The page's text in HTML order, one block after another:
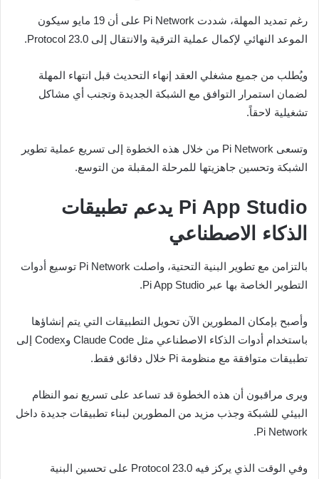
رغم تمديد المهلة، شددت Pi Network على أن 19 مايو سيكون
الموعد النهائي لإكمال عملية الترقية والانتقال إلى Protocol 23.0.
ويُطلب من جميع مشغلي العقد إنهاء التحديث قبل انتهاء المهلة
لضمان استمرار التوافق مع الشبكة الجديدة وتجنب أي مشاكل
تشغيلية لاحقاً.
وتسعى Pi Network من خلال هذه الخطوة إلى تسريع عملية تطوير
الشبكة وتحسين جاهزيتها للمرحلة المقبلة من التوسع.
Pi App Studio يدعم تطبيقات
الذكاء الاصطناعي
بالتزامن مع تطوير البنية التحتية، واصلت Pi Network توسيع أدوات
التطوير الخاصة بها عبر Pi App Studio.
وأصبح بإمكان المطورين الآن تحويل التطبيقات التي يتم إنشاؤها
باستخدام أدوات الذكاء الاصطناعي مثل Claude Code وCodex إلى
تطبيقات متوافقة مع منظومة Pi خلال دقائق فقط.
ويرى مراقبون أن هذه الخطوة قد تساعد على تسريع نمو النظام
البيئي للشبكة وجذب مزيد من المطورين لبناء تطبيقات جديدة داخل
Pi Network.
وفي الوقت الذي يركز فيه Protocol 23.0 على تحسين البنية